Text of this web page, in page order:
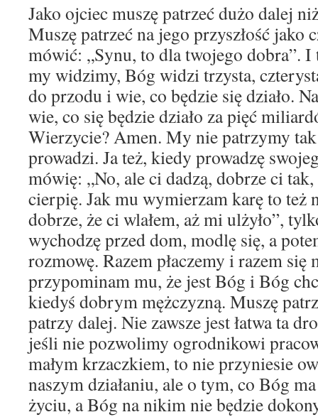
Jako ojciec muszę patrzeć dużo dalej
Muszę patrzeć na jego przyszłość jako
mówić: „Synu, to dla twojego dobra”.
my widzimy, Bóg widzi trzysta,
do przodu i wie, co będzie się działo.
wie, co się będzie działo za pięć
Wierzycie? Amen. My nie patrzymy
prowadzi. Ja też, kiedy prowadzę
mówię: „No, ale ci dadzą, dobrze ci
cierpię. Jak mu wymierzam karę to też
dobrze, że ci wlałem, aż mi ulżyło”,
wychodzę przed dom, modlę się, a
rozmowę. Razem płaczemy i razem się
przypominam mu, że jest Bóg i Bóg
kiedyś dobrym mężczyzną. Muszę
patrzy dalej. Nie zawsze jest łatwa ta
jeśli nie pozwolimy ogrodnikowi
małym krzaczkiem, to nie przyniesie
naszym działaniu, ale o tym, co Bóg
życiu, a Bóg na nikim nie będzie